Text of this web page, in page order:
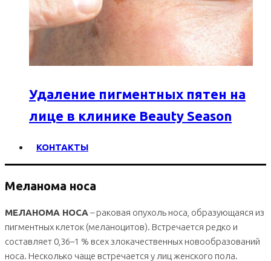
Удаление пигментных пятен на
лице в клинике Beauty Season
КОНТАКТЫ
Меланома носа
МЕЛАНОМА НОСА – раковая опухоль носа, образующаяся из
пигментных клеток (меланоцитов). Встречается редко и
составляет 0,36–1 % всех злокачественных новообразований
носа. Несколько чаще встречается у лиц женского пола.